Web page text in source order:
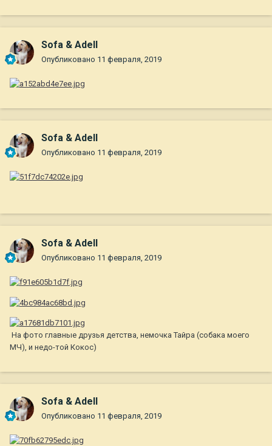
Sofa & Adell
Опубликовано 11 февраля, 2019
Sofa & Adell
Опубликовано 11 февраля, 2019
Sofa & Adell
Опубликовано 11 февраля, 2019
На фото главные друзья детства, немочка Тайра (собака моего
МЧ), и недо-той Кокос)
Sofa & Adell
Опубликовано 11 февраля, 2019